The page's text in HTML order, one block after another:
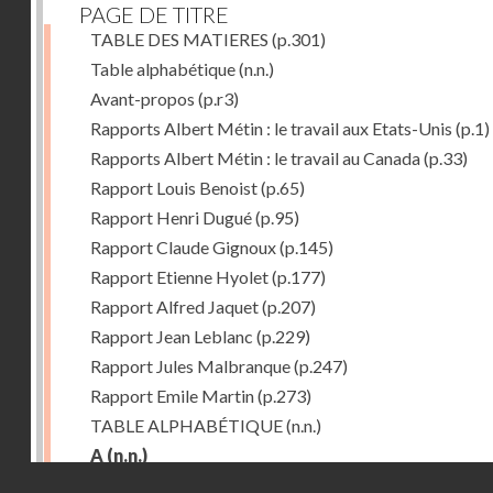
PAGE DE TITRE
TABLE DES MATIERES (p.301)
Table alphabétique(n.n.)
Avant-propos (p.r3)
Rapports Albert Métin : le travail aux Etats-Unis (p.1)
Rapports Albert Métin : le travail au Canada(p.33)
Rapport Louis Benoist(p.65)
Rapport Henri Dugué(p.95)
Rapport Claude Gignoux(p.145)
Rapport Etienne Hyolet(p.177)
Rapport Alfred Jaquet(p.207)
Rapport Jean Leblanc (p.229)
Rapport Jules Malbranque(p.247)
Rapport Emile Martin(p.273)
TABLE ALPHABÉTIQUE(n.n.)
A (n.n.)